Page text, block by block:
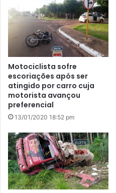
Motociclista sofre
escoriações após ser
atingido por carro cuja
motorista avançou
preferencial
13/01/2020 18:52 pm